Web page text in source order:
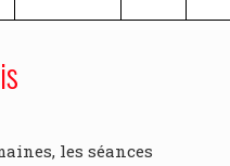
les séances